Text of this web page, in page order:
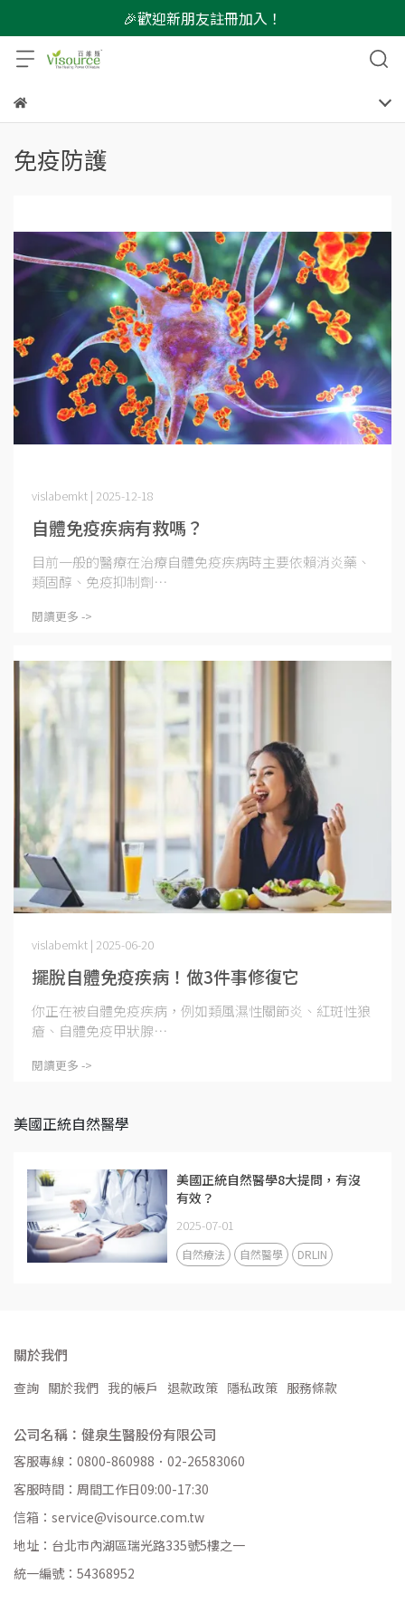
🎉歡迎新朋友註冊加入！
免疫防護
自體免疫疾病有救嗎？
vislabemkt | 2025-12-18
目前一般的醫療在治療自體免疫疾病時主要依賴消炎藥、
類固醇、免疫抑制劑⋯
閱讀更多 ->
擺脫自體免疫疾病！做3件事修復它
vislabemkt | 2025-06-20
你正在被自體免疫疾病，例如類風濕性關節炎、紅斑性狼
瘡、自體免疫甲狀腺⋯
閱讀更多 ->
美國正統自然醫學
美國正統自然醫學8大提問，有沒
有效？
2025-07-01
自然療法 自然醫學 DRLIN
關於我們
查詢 關於我們 我的帳戶 退款政策 隱私政策 服務條款
公司名稱：健泉生醫股份有限公司
客服專線：0800-860988．02-26583060
客服時間：周間工作日09:00-17:30
信箱：service@visource.com.tw
地址：台北市內湖區瑞光路335號5樓之一
統一編號：54368952